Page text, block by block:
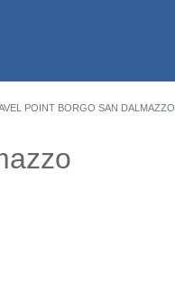
POINT BORGO SAN DALMAZZO